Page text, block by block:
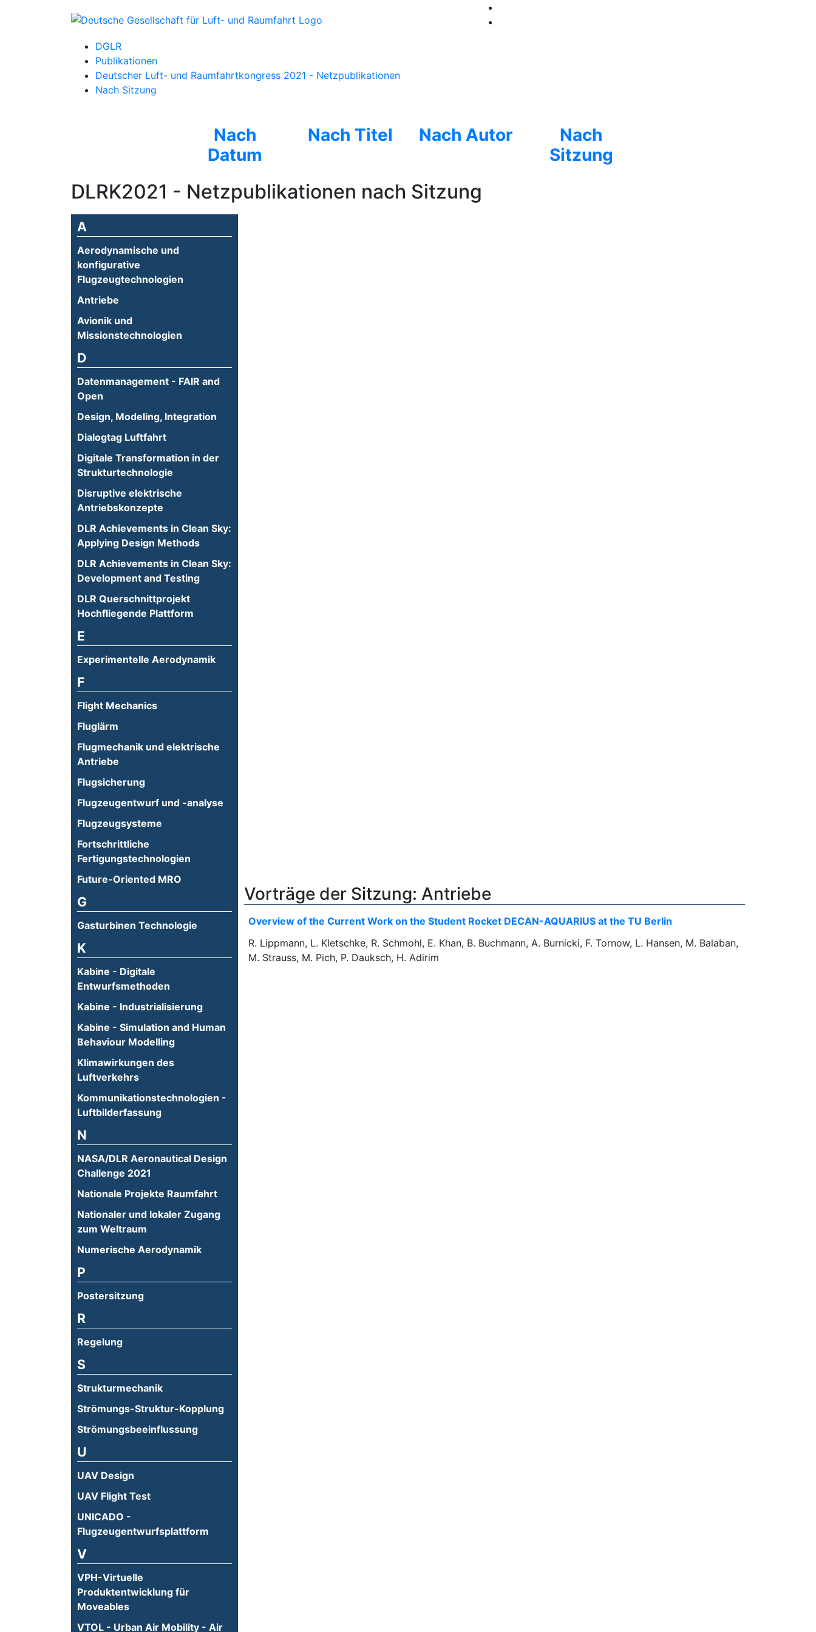
DGLR
Publikationen
Deutscher Luft- und Raumfahrtkongress 2021 - Netzpublikationen
Nach Sitzung
Nach
Datum
Nach Titel Nach Autor
Nach
Sitzung
DLRK2021 - Netzpublikationen nach Sitzung
A
Aerodynamische und
konfigurative
Flugzeugtechnologien
Antriebe
Avionik und
Missionstechnologien
D
Datenmanagement - FAIR and
Open
Design, Modeling, Integration
Dialogtag Luftfahrt
Digitale Transformation in der
Strukturtechnologie
Disruptive elektrische
Antriebskonzepte
DLR Achievements in Clean Sky:
Applying Design Methods
DLR Achievements in Clean Sky:
Development and Testing
DLR Querschnittprojekt
Hochfliegende Plattform
E
Experimentelle Aerodynamik
F
Flight Mechanics
Fluglärm
Flugmechanik und elektrische
Antriebe
Flugsicherung
Flugzeugentwurf und -analyse
Flugzeugsysteme
Fortschrittliche
Fertigungstechnologien
Future-Oriented MRO
G
Gasturbinen Technologie
K
Kabine - Digitale
Entwurfsmethoden
Kabine - Industrialisierung
Kabine - Simulation and Human
Behaviour Modelling
Klimawirkungen des
Luftverkehrs
Kommunikationstechnologien -
Luftbilderfassung
N
NASA/DLR Aeronautical Design
Challenge 2021
Nationale Projekte Raumfahrt
Nationaler und lokaler Zugang
zum Weltraum
Numerische Aerodynamik
P
Postersitzung
R
Regelung
S
Strukturmechanik
Strömungs-Struktur-Kopplung
Strömungsbeeinflussung
U
UAV Design
UAV Flight Test
UNICADO -
Flugzeugentwurfsplattform
V
VPH-Virtuelle
Produktentwicklung für
Moveables
VTOL - Urban Air Mobility - Air
Vorträge der Sitzung: Antriebe
Overview of the Current Work on the Student Rocket DECAN-AQUARIUS at the TU Berlin
R. Lippmann, L. Kletschke, R. Schmohl, E. Khan, B. Buchmann, A. Burnicki, F. Tornow, L. Hansen, M. Balaban,
M. Strauss, M. Pich, P. Dauksch, H. Adirim